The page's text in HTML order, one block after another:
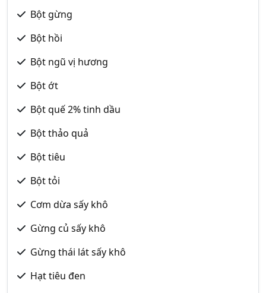
Bột gừng
Bột hồi
Bột ngũ vị hương
Bột ớt
Bột quế 2% tinh dầu
Bột thảo quả
Bột tiêu
Bột tỏi
Cơm dừa sấy khô
Gừng củ sấy khô
Gừng thái lát sấy khô
Hạt tiêu đen